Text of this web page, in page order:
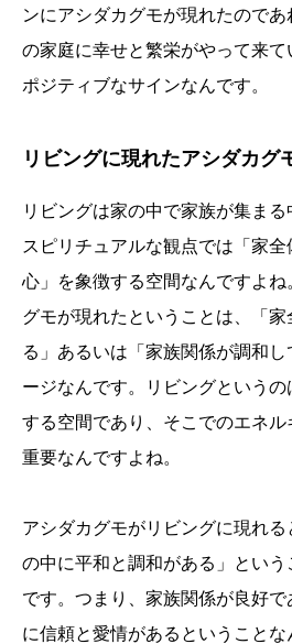
ンにアシダカグモが現れたので
の家庭に幸せと繁栄がやって来
ポジティブなサインなんです。
リビングに現れたアシダカ
リビングは家の中で家族が集まる
スピリチュアルな観点では「家
心」を象徴する空間なんですよ
グモが現れたということは、「
る」あるいは「家族関係が調和
ージなんです。リビングという
する空間であり、そこでのエネ
重要なんですよね。
アシダカグモがリビングに現れ
の中に平和と調和がある」とい
です。つまり、家族関係が良好
に信頼と愛情があるということな